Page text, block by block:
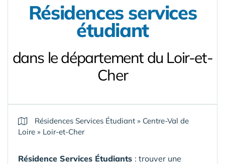
Résidences services
étudiant
dans le département du Loir-et-
Cher
Résidences Services Étudiant » Centre-Val de
Loire » Loir-et-Cher
Résidence Services Étudiants : trouver une